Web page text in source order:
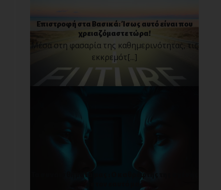
Επιστροφή στα Βασικά: Ίσως αυτό είναι που
χρειαζόμαστε τώρα!
Μέσα στη φασαρία της καθημερινότητας, τις
εκκρεμότ[...]
Τα συναισθήματά μας : O καθρέφτης της σχέσης